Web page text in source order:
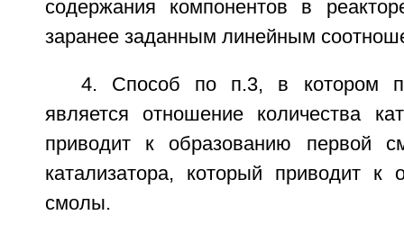
содержания компонентов в
заранее заданным линейным
4. Способ по п.3, в котором
является отношение количества
приводит к образованию первой
катализатора, который приводит к
смолы.